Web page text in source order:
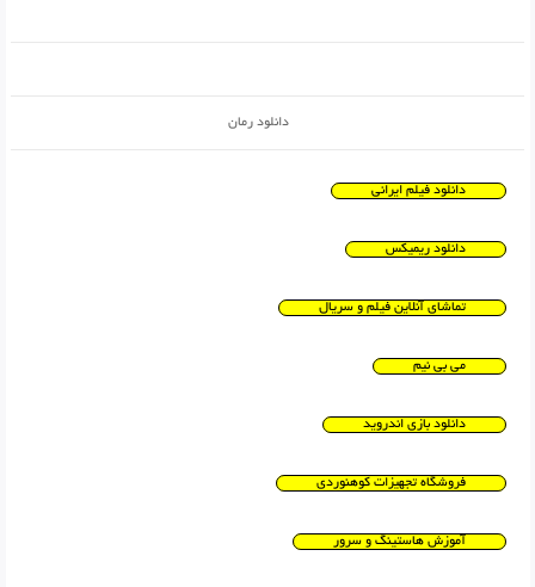
دانلود رمان
دانلود فیلم ایرانی
دانلود ریمیکس
تماشای آنلاین فیلم و سریال
می بی نیم
دانلود بازی اندروید
فروشگاه تجهیزات کوهنوردی
آموزش هاستینگ و سرور